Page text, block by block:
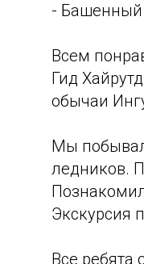
- Башенный
Всем
Гид
обычаи
Мы
ледников.
Экскурсия
Все ребята